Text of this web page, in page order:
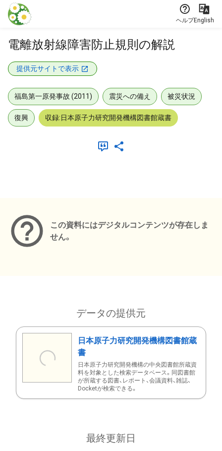
本文に飛ぶ
ヘルプEnglish
電離放射線障害防止規則の解説
提供元サイトで表示
福島第一原発事故 (2011) 震災への備え 被災状況
復興 収録:日本原子力研究開発機構図書館蔵書
この資料にはデジタルコンテンツが存在しま
せん。
データの提供元
日本原子力研究開発機構図書館蔵
書
日本原子力研究開発機構の中央図書館所蔵資
料を対象とした検索データベース。同図書館
が所蔵する図書、レポート、会議資料、雑誌、
Docketが検索できる。
最終更新日